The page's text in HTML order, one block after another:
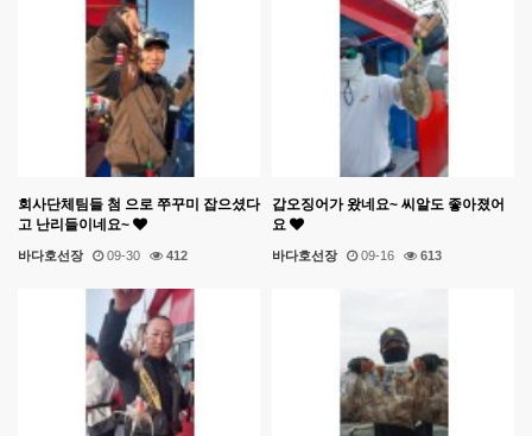
회사단체팀들 첨 으로 쭈꾸미 잡으셨다
고 난리들이네요~
바다호선장 09-30 412
갑오징어가 왔네요~ 씨알도 좋아졌어
요
바다호선장 09-16 613